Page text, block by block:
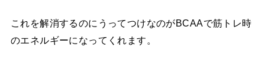
これを解消するのにうってつけなのがBCAAで筋トレ時
のエネルギーになってくれます。